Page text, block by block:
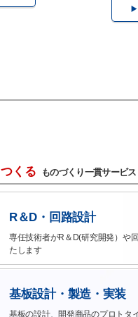
つくる ものづくり一貫サービス
R＆D・回路設計
専任技術者がR＆D(研究開発）や
たします
基板設計・製造・実装
基板の設計、開発商品のプロトタ